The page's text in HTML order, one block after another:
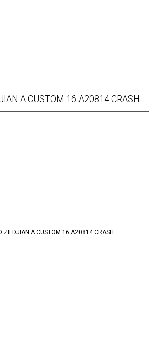
A CUSTOM 16 A20814 CRASH